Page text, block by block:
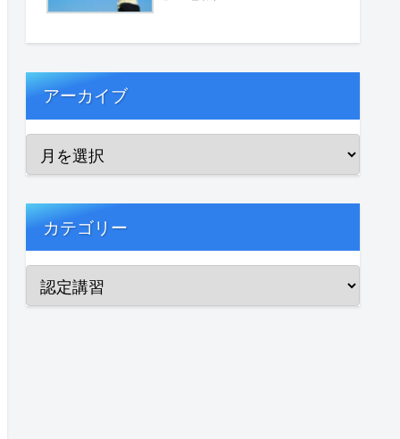
アーカイブ
カテゴリー